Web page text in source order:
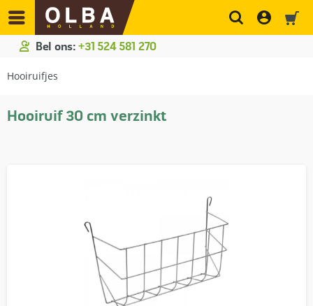
Bel ons: +31 524 581 270
Hooiruifjes
Hooiruif 30 cm verzinkt